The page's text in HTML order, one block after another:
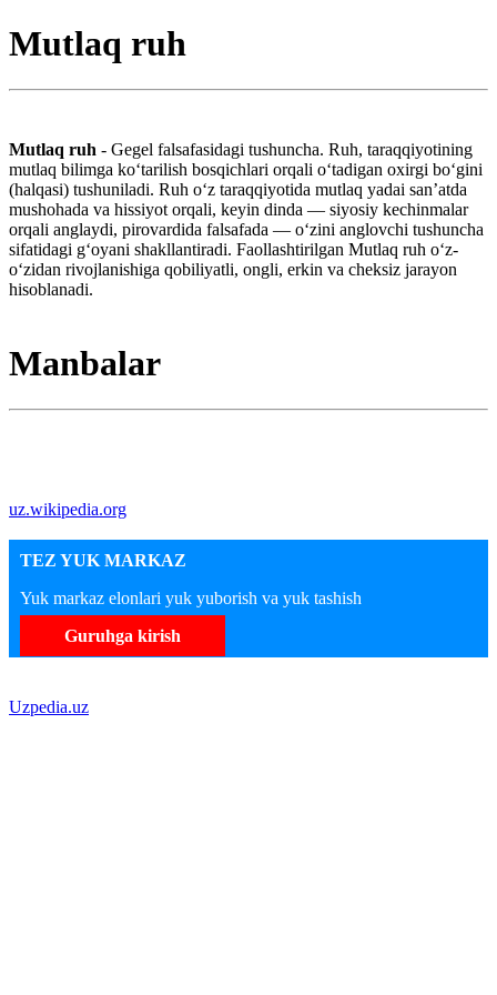
Mutlaq ruh
Mutlaq ruh - Gegel falsafasidagi tushuncha. Ruh, taraqqiyotining
mutlaq bilimga koʻtarilish bosqichlari orqali oʻtadigan oxirgi boʻgini
(halqasi) tushuniladi. Ruh oʻz taraqqiyotida mutlaq yadai sanʼatda
mushohada va hissiyot orqali, keyin dinda — siyosiy kechinmalar
orqali anglaydi, pirovardida falsafada — oʻzini anglovchi tushuncha
sifatidagi gʻoyani shakllantiradi. Faollashtirilgan Mutlaq ruh oʻz-
oʻzidan rivojlanishiga qobiliyatli, ongli, erkin va cheksiz jarayon
hisoblanadi.
Manbalar
uz.wikipedia.org
TEZ YUK MARKAZ
Yuk markaz elonlari yuk yuborish va yuk tashish
Guruhga kirish
Uzpedia.uz